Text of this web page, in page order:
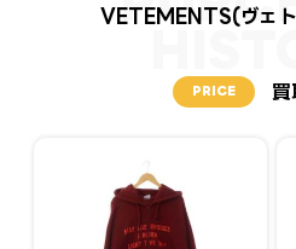
VETEMENTS(ヴェ
PRICE 買